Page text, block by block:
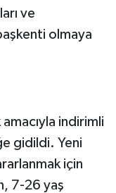
ve
olmaya
indirimli
gidildi. Yeni
için
7-26 yaş